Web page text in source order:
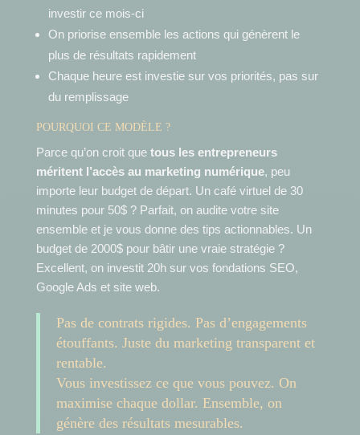
investir ce mois-ci
On priorise ensemble les actions qui génèrent le
plus de résultats rapidement
Chaque heure est investie sur vos priorités, pas sur
du remplissage
POURQUOI CE MODÈLE ?
Parce qu’on croit que tous les entrepreneurs
méritent l’accès au marketing numérique, peu
importe leur budget de départ. Un café virtuel de 30
minutes pour 50$ ? Parfait, on audite votre site
ensemble et je vous donne des tips actionnables. Un
budget de 2000$ pour bâtir une vraie stratégie ?
Excellent, on investit 20h sur vos fondations SEO,
Google Ads et site web.
Pas de contrats rigides. Pas d’engagements
étouffants. Juste du marketing transparent et
rentable.
Vous investissez ce que vous pouvez. On
maximise chaque dollar. Ensemble, on
génère des résultats mesurables.